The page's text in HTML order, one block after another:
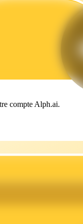
rentable
compte Alph.ai.